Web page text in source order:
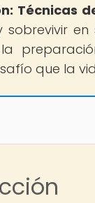
Técnicas
que la